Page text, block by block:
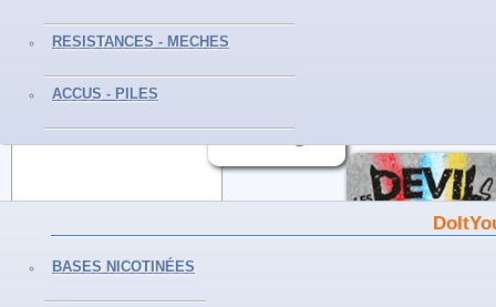
RESISTANCES - MECHES
ACCUS - PILES
BASES NICOTINÉES
CONTACTEZ-NOUS
Du Lundi au Samedi
Tél :0559298239